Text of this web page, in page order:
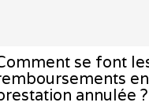
se font
annulée ?